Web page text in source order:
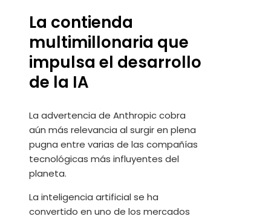
La contienda
multimillonaria que
impulsa el desarrollo
de la IA
La advertencia de Anthropic cobra
aún más relevancia al surgir en plena
pugna entre varias de las compañías
tecnológicas más influyentes del
planeta.
La inteligencia artificial se ha
convertido en uno de los mercados